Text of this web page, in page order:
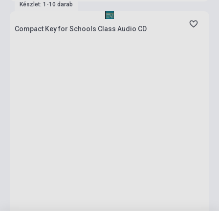
Készlet: 1-10 darab
Compact Key for Schools Class Audio CD